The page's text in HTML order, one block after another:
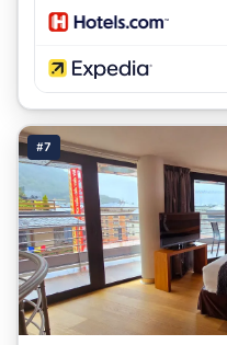
#7